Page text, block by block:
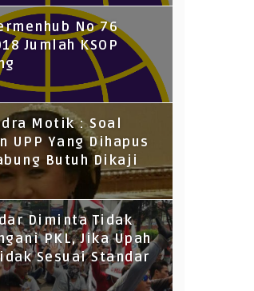
No 76
Jumlah KSOP
Motik : Soal
UPP Yang Dihapus
Butuh Dikaji
Diminta Tidak
PKL, Jika Upah
Sesuai Standar